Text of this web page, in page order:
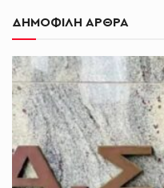
ΔΗΜΟΦΙΛΗ ΑΡΘΡΑ